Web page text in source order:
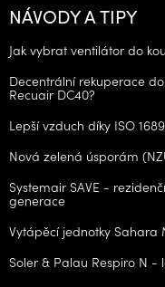
NÁVODY A TIPY
Jak vybrat ventilátor do
Decentrální rekuperace
Recuair DC40?
Lepší vzduch díky ISO
Nová zelená úsporám
Systemair SAVE -
generace
Vytápěcí jednotky Sahara
Soler & Palau Respiro N -